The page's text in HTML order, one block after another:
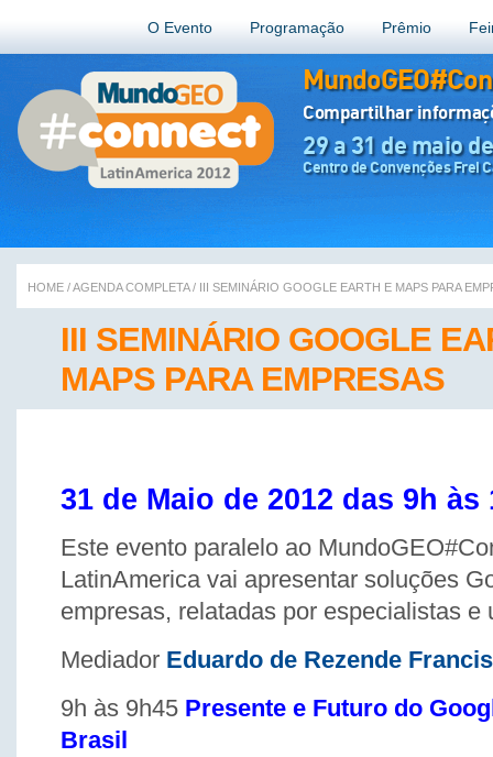
O Evento Programação Prêmio
Compartilhar
29 a 31 de maio
Centro de Convenções Frei
III SEMINÁRIO GOOGLE
MAPS PARA EMPRESAS
HOME /AGENDA COMPLETA/ III SEMINÁRIO GOOGLE EARTH E MAPS PARA
31 de Maio de 2012 das 9h às
Este evento paralelo ao
LatinAmerica vai apresentar soluções
empresas, relatadas por especialistas e
Mediador Eduardo de Rezende
9h às 9h45 Presente e Futuro do
Brasil